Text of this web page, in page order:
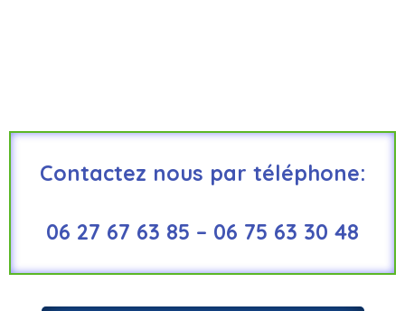
Contactez nous par téléphone:
06 27 67 63 85 – 06 75 63 30 48